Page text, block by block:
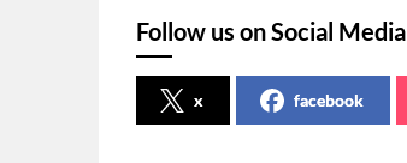
Follow us on Social Media
x facebook